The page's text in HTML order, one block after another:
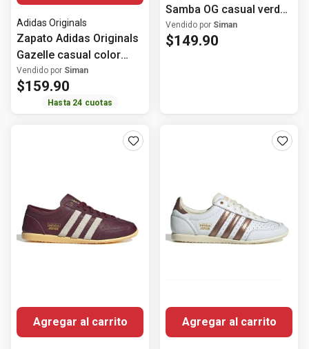
Adidas Originals
Zapato Adidas Originals
Gazelle casual color
rosa para mujer
Vendido por Siman
$159.90
Hasta 24 cuotas
Samba OG casual verde
para mujer
Vendido por Siman
$149.90
Agregar al carrito Agregar al carrito